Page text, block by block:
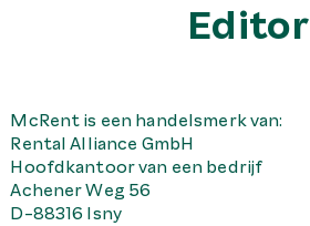
Editor
McRent is een handelsmerk van:
Rental Alliance GmbH
Hoofdkantoor van een bedrijf
Achener Weg 56
D-88316 Isny